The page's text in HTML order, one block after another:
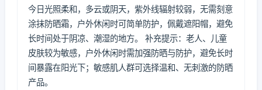
今日光照柔和，多云或阴天，紫外线辐射较弱，无需刻意
涂抹防晒霜，户外休闲时可简单防护，佩戴遮阳帽，避免
长时间处于阴凉、潮湿的地方。 补充提示：老人、儿童
皮肤较为敏感，户外休闲时需加强防晒与防护，避免长时
间暴露在阳光下；敏感肌人群可选择温和、无刺激的防晒
产品。